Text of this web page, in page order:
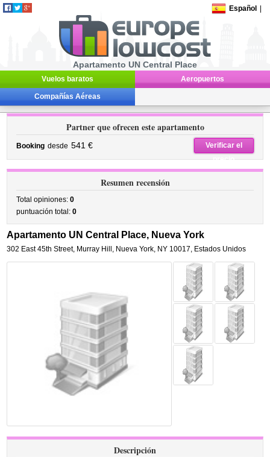
Español
Apartamento UN Central Place
Vuelos baratos Aeropuertos
Compañías Aéreas
Partner que ofrecen este apartamento
Booking desde 541 €
Verificar el
precio
Resumen recensión
Total opiniones:0
puntuación total:0
Apartamento UN Central Place, Nueva York
302 East 45th Street, Murray Hill, Nueva York, NY 10017, Estados Unidos
Descripción